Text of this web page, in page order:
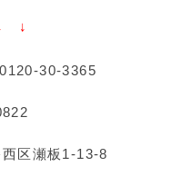
↓
30-3365
区瀬板1-13-8